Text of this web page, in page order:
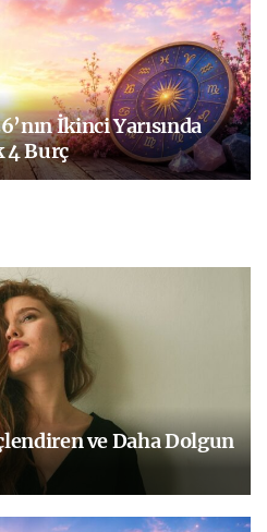
İkinci Yarısında
4 Burç
ve Daha Dolgun